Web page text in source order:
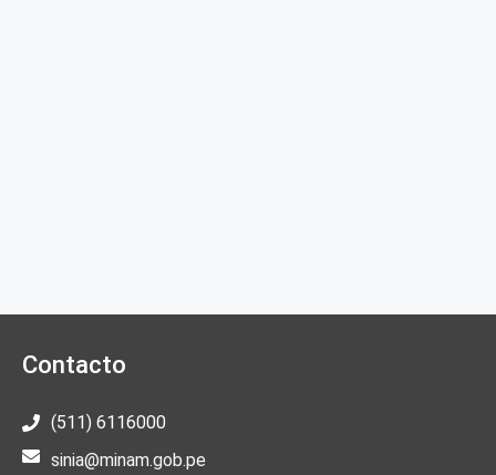
Contacto
(511) 6116000
sinia@minam.gob.pe